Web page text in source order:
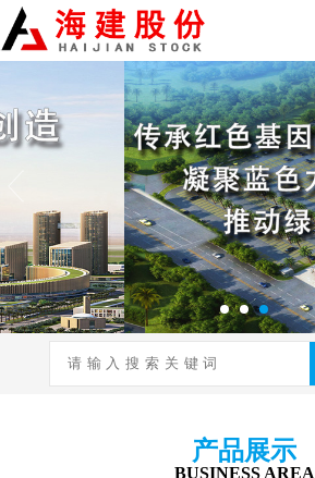
产品展示
BUSINESS AREA